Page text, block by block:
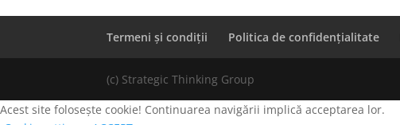
Termeni și condiții Politica de confidențialitate
(c) Strategic Thinking Group
Acest site folosește cookie! Continuarea navigării implică acceptarea lor.